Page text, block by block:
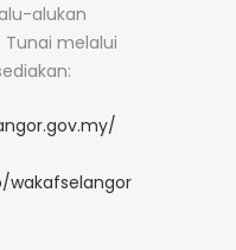
alukan
melalui